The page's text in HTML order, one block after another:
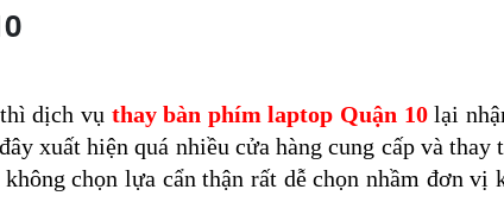
dịch vụ thay bàn phím laptop Quận 10 lại
xuất hiện quá nhiều cửa hàng cung cấp và thay
chọn lựa cẩn thận rất dễ chọn nhầm đơn vị